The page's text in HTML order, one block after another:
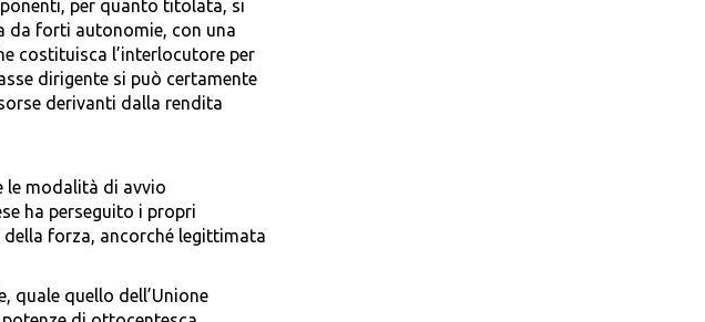
per quanto titolata, si
da forti autonomie, con una
costituisca l’interlocutore per
dirigente si può certamente
derivanti dalla rendita
le modalità di avvio
ha perseguito i propri
forza, ancorché legittimata
quale quello dell’Unione